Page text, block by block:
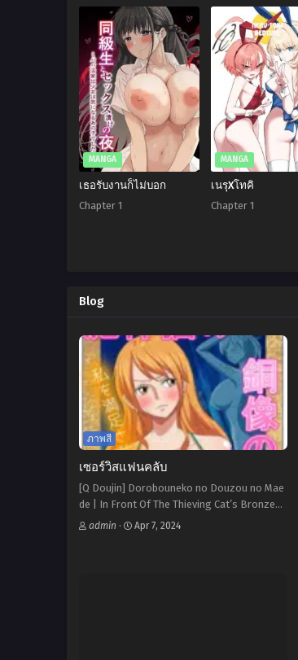
MANGA
เธอรับงานก็ไม่บอก
Chapter 1
MANGA
เนรุXโทคิ
Chapter 1
Blog
ภาพสี
เซอร์วิสแฟนคลับ
[Q Doujin] Dorobouneko no Douzou no Mae
de | In Front Of The Thieving Cat’s Bronze
Statue (One Piece) Thai translation by:
admin · Apr 7, 2024